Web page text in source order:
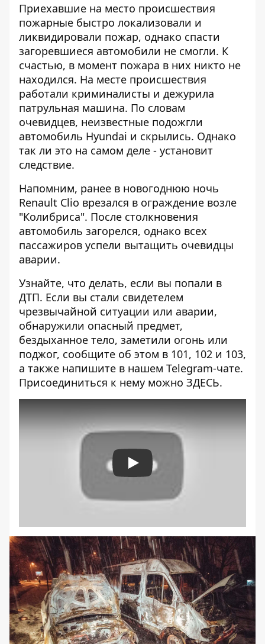
Приехавшие на место происшествия
пожарные быстро локализовали и
ликвидировали пожар, однако спасти
загоревшиеся автомобили не смогли. К
счастью, в момент пожара в них никто не
находился. На месте происшествия
работали криминалисты и дежурила
патрульная машина. По словам
очевидцев, неизвестные подожгли
автомобиль Hyundai и скрылись. Однако
так ли это на самом деле - установит
следствие.
Напомним, ранее в новогоднюю ночь
Renault Clio врезался в ограждение возле
"Колибриса". После столкновения
автомобиль загорелся, однако всех
пассажиров успели вытащить очевидцы
аварии.
Узнайте, что делать, если вы попали в
ДТП. Если вы стали свидетелем
чрезвычайной ситуации или аварии,
обнаружили опасный предмет,
бездыханное тело, заметили огонь или
поджог, сообщите об этом в 101, 102 и 103,
а также напишите в нашем Telegram-чате.
Присоединиться к нему можно ЗДЕСЬ.
Play